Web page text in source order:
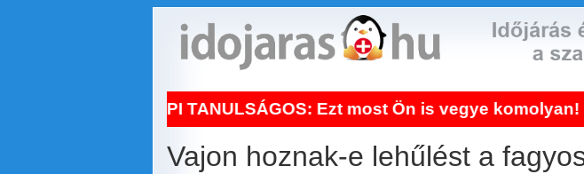
NAPI TANULSÁGOS: Ezt most Ön is vegye komolyan! Így
Vajon hoznak-e lehűlést a